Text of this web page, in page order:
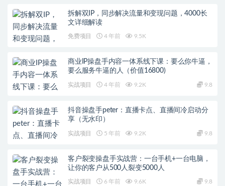
拆解双IP，同步解决流量和变现问题，4000长
文详细解读
免费项目 4 年前 9.5K
商业IP操盘手内容一体系线下课：要么你牛逼，
要么服务牛逼的人（价值16800)
实战项目 4 年前 9.2K 9.8
抖音操盘手peter：直播卡点、直播间冷启动分
享（无水印）
实战项目 5 年前 9.2K 9.8
客户裂变操盘手实战营：一台手机+一台电脑，
让你的客户从500人裂变5000人
实战项目 6 年前 9.6K 9.8